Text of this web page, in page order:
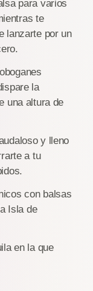
para varios
te
lanzarte por un
la
una altura de
y lleno
a tu
con balsas
Isla de
en la que